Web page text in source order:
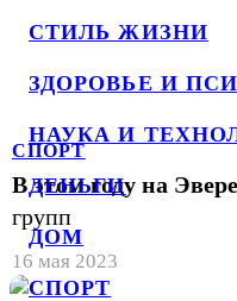
СТИЛЬ ЖИЗНИ
ЗДОРОВЬЕ И
НАУКА И
ДЕНЬГИ
ДОМ
СПОРТ
СПОРТ
В этом году на
групп
16 мая 2023